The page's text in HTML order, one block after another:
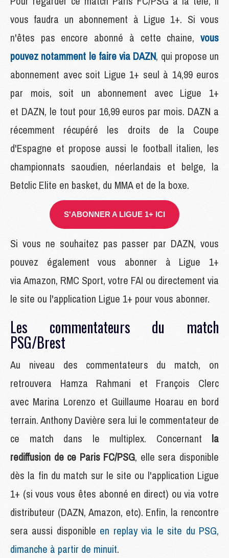
vous faudra un abonnement à Ligue 1+. Si vous
n'êtes pas encore abonné à cette chaine, vous
pouvez notamment le faire via DAZN, qui propose un
abonnement avec soit Ligue 1+ seul à 14,99 euros
par mois, soit un abonnement avec Ligue 1+
et DAZN, le tout pour 16,99 euros par mois. DAZN a
récemment récupéré les droits de la Coupe
d'Espagne et propose aussi le football italien, les
championnats saoudien, néerlandais et belge, la
Betclic Elite en basket, du MMA et de la boxe.
S'ABONNER A LIGUE 1+ ICI
Si vous ne souhaitez pas passer par DAZN, vous
pouvez également vous abonner à Ligue 1+
via Amazon, RMC Sport, votre FAI ou directement via
le site ou l'application Ligue 1+ pour vous abonner.
Les commentateurs du match
PSG/Brest
Au niveau des commentateurs du match, on
retrouvera Hamza Rahmani et François Clerc
avec Marina Lorenzo et Guillaume Hoarau en bord
terrain. Anthony Davière sera lui le commentateur de
ce match dans le multiplex. Concernant la
rediffusion de ce Paris FC/PSG, elle sera disponible
dès la fin du match sur le site ou l'application Ligue
1+ (si vous vous êtes abonné en direct) ou via votre
distributeur (DAZN, Amazon, etc). Enfin, la rencontre
sera aussi disponible en replay via le site du PSG,
dimanche à partir de minuit.